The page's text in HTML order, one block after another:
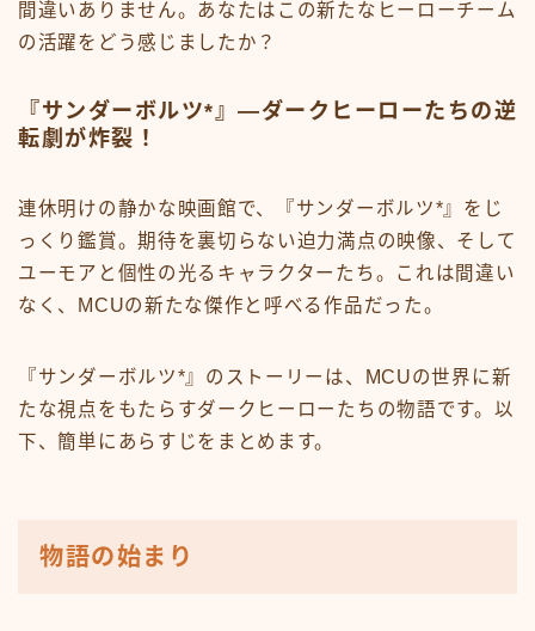
間違いありません。あなたはこの新たなヒーローチーム
の活躍をどう感じましたか？
『サンダーボルツ*』—ダークヒーローたちの逆
転劇が炸裂！
連休明けの静かな映画館で、『サンダーボルツ*』をじ
っくり鑑賞。期待を裏切らない迫力満点の映像、そして
ユーモアと個性の光るキャラクターたち。これは間違い
なく、MCUの新たな傑作と呼べる作品だった。
『サンダーボルツ*』のストーリーは、MCUの世界に新
たな視点をもたらすダークヒーローたちの物語です。以
下、簡単にあらすじをまとめます。
物語の始まり